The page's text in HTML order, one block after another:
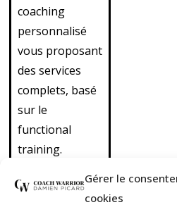
Gérer le
cookies
coaching
personnalisé
vous proposant
des services
complets, basé
sur le
functional
training.
également nos